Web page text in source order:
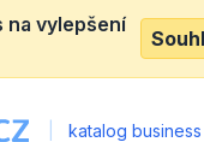
na vylepšení
katalog